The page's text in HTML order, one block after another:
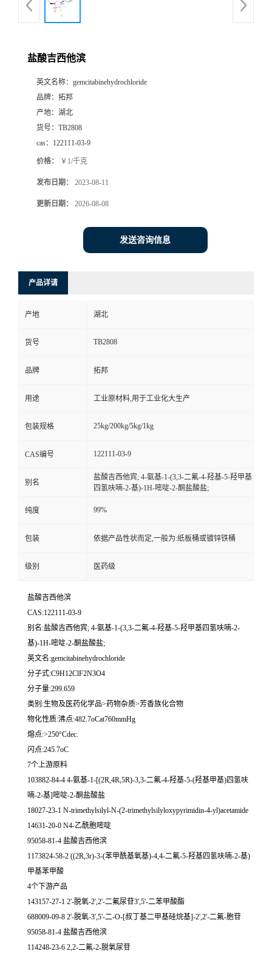
盐酸吉西他滨
英文名称： gemcitabinehydrochloride
品牌： 拓邦
产地： 湖北
货号： TB2808
cas： 122111-03-9
价格： ￥1/千克
发布日期： 2023-08-11
更新日期： 2026-08-08
发送咨询信息
产品详请
产地 湖北
货号 TB2808
品牌 拓邦
用途 工业原材料,用于工业化大生产
包装规格 25kg/200kg/5kg/1kg
CAS编号 122111-03-9
别名
盐酸吉西他宾; 4-氨基-1-(3,3-二氟-4-羟基-5-羟甲基
四氢呋喃-2-基)-1H-嘧啶-2-酮盐酸盐;
纯度 99%
包装 依据产品性状而定,一般为:纸板桶或镀锌铁桶
级别 医药级
盐酸吉西他滨
CAS:122111-03-9
别名:盐酸吉西他宾; 4-氨基-1-(3,3-二氟-4-羟基-5-羟甲基四氢呋喃-2-
基)-1H-嘧啶-2-酮盐酸盐;
英文名:gemcitabinehydrochloride
分子式:C9H12ClF2N3O4
分子量:299.659
类别:生物及医药化学品>药物杂质>芳香族化合物
物化性质:沸点:482.7oCat760mmHg
熔点:>250°Cdec.
闪点:245.7oC
7个上游原料
103882-84-4 4-氨基-1-[(2R,4R,5R)-3,3-二氟-4-羟基-5-(羟基甲基)四氢呋
喃-2-基]嘧啶-2-酮盐酸盐
18027-23-1 N-trimethylsilyl-N-(2-trimethylsilyloxypyrimidin-4-yl)acetamide
14631-20-0 N4-乙酰胞嘧啶
95058-81-4 盐酸吉西他滨
1173824-58-2 ((2R,3r)-3-(苯甲酰基氧基)-4,4-二氟-5-羟基四氢呋喃-2-基)
甲基苯甲酸
4个下游产品
143157-27-1 2'-脱氧-2',2'-二氟尿苷3',5'-二苯甲酸酯
688009-09-8 2'-脱氧-3',5'-二-O-[叔丁基二甲基硅烷基]-2',2'-二氟-胞苷
95058-81-4 盐酸吉西他滨
114248-23-6 2,2-二氟-2-脱氧尿苷